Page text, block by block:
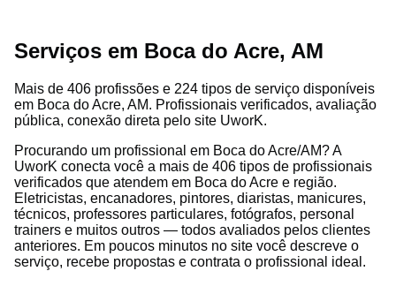
Serviços em Boca do Acre, AM
Mais de 406 profissões e 224 tipos de serviço disponíveis
em Boca do Acre, AM. Profissionais verificados, avaliação
pública, conexão direta pelo site UworK.
Procurando um profissional em Boca do Acre/AM? A
UworK conecta você a mais de 406 tipos de profissionais
verificados que atendem em Boca do Acre e região.
Eletricistas, encanadores, pintores, diaristas, manicures,
técnicos, professores particulares, fotógrafos, personal
trainers e muitos outros — todos avaliados pelos clientes
anteriores. Em poucos minutos no site você descreve o
serviço, recebe propostas e contrata o profissional ideal.